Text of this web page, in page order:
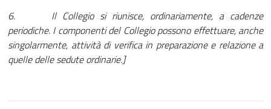
6. Il Collegio si riunisce, ordinariamente, a cadenze
periodiche. I componenti del Collegio possono effettuare, anche
singolarmente, attività di verifica in preparazione e relazione a
quelle delle sedute ordinarie.]